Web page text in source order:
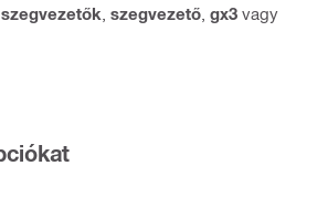
szegvezetők szegvezető gx3 vagy